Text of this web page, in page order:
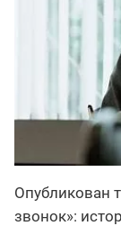
Опубликован
звонок»: